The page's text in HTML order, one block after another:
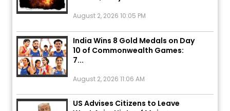
India Wins 8 Gold Medals on Day
10 of Commonwealth Games:
7...
US Advises Citizens to Leave
West Asia: Hints of Major